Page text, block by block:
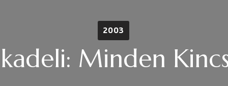
2003
Minden